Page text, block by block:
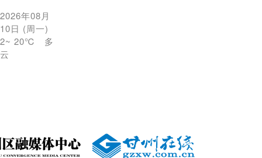
2026年08月
10日 (周一)
2~ 20℃
多
云